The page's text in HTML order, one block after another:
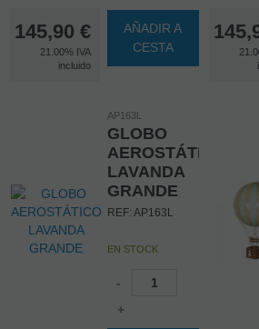
145,90 €
21.00% IVA
incluido
AÑADIR A
CESTA
AP163L
GLOBO
AEROSTÁTICO
LAVANDA
GRANDE
REF: AP163L
EN STOCK
-
+